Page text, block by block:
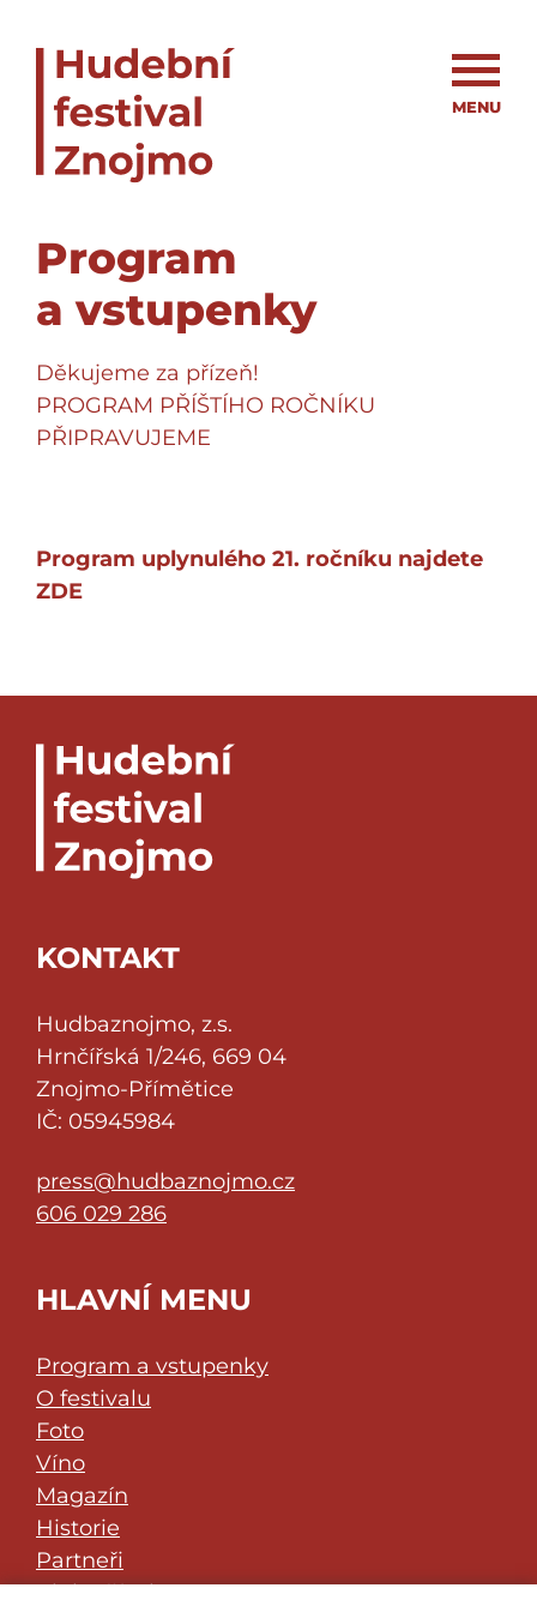
MENU
Program
a vstupenky
Děkujeme za přízeň!
PROGRAM PŘÍŠTÍHO ROČNÍKU
PŘIPRAVUJEME
Program uplynulého 21. ročníku najdete
ZDE
KONTAKT
Hudbaznojmo, z.s.
Hrnčířská 1/246, 669 04
Znojmo-Přímětice
IČ: 05945984
press@hudbaznojmo.cz
606 029 286
HLAVNÍ MENU
Program a vstupenky
O festivalu
Foto
Víno
Magazín
Historie
Partneři
Klub přátel